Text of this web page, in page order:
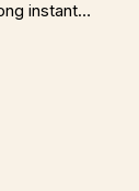
instant…